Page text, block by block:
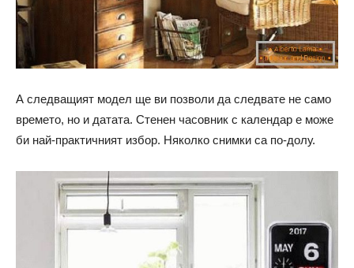
А следващият модел ще ви позволи да следвате не само
времето, но и датата. Стенен часовник с календар е може
би най-практичният избор. Няколко снимки са по-долу.